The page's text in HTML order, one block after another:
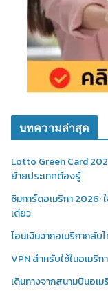
บทความล่าสุด
Lotto Green Card
ย้ายประเทศต้องรู้
ซิมการ์ดอเมริกา 2026:
เดียว
โอนเงินจากอเมริกากลั
VPN สำหรับใช้ในอเมริ
เดินทางจากสนามบินอเม